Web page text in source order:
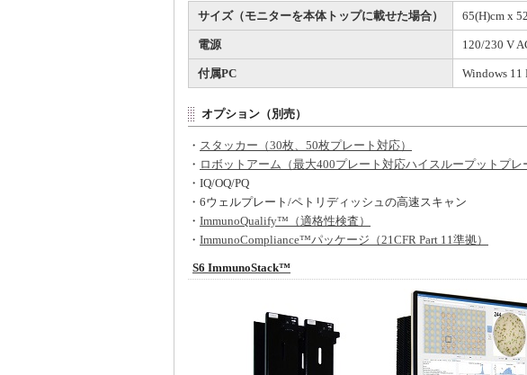
サイズ（モニターを本体トップに載せた場合） 65(H)cm x
電源 120/230 V
付属PC Windows 11
オプション（別売）
・ スタッカー（30枚、50枚プレート対応）
・ ロボットアーム（最大400プレート対応ハイスループットプレ
・IQ/OQ/PQ
・6ウェルプレート/ペトリディッシュの高速スキャン
・ ImmunoQualify™（適格性検査）
・ ImmunoCompliance™パッケージ（21CFR Part 11準拠）
S6 ImmunoStack™